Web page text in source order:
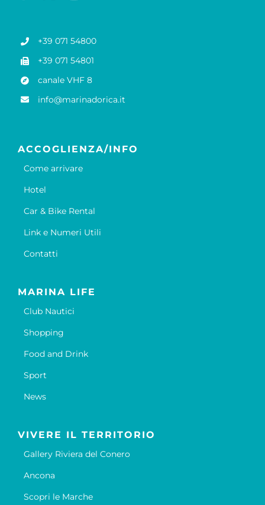
+39 071 54800
+39 071 54801
canale VHF 8
info@marinadorica.it
ACCOGLIENZA/INFO
Come arrivare
Hotel
Car & Bike Rental
Link e Numeri Utili
Contatti
MARINA LIFE
Club Nautici
Shopping
Food and Drink
Sport
News
VIVERE IL TERRITORIO
Gallery Riviera del Conero
Ancona
Scopri le Marche